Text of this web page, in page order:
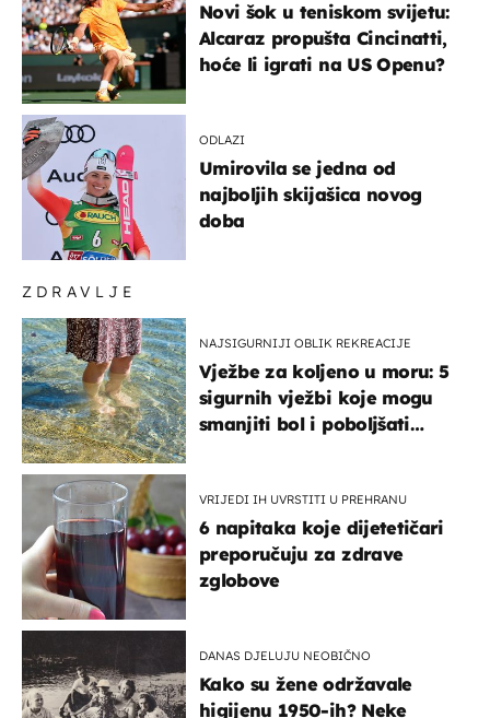
ZDRAVLJE
NAJSIGURNIJI OBLIK REKREACIJE
Vježbe za koljeno u moru: 5
sigurnih vježbi koje mogu
smanjiti bol i poboljšati
VRIJEDI IH UVRSTITI U PREHRANU
6 napitaka koje dijetetičari
preporučuju za zdrave
zglobove
DANAS DJELUJU NEOBIČNO
Kako su žene održavale
higijenu 1950-ih? Neke
Novi šok u teniskom svijetu:
Alcaraz propušta Cincinatti,
hoće li igrati na US Openu?
ODLAZI
Umirovila se jedna od
najboljih skijašica novog
doba